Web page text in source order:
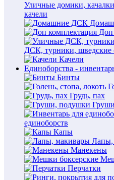
Уличные домики,
качели
Доп
ДСК, турники, шведские
Качели
Единоборства -
Бинты
Грудь, пах
единоборств
Капы
Лапы,
Манекены
Перчатки